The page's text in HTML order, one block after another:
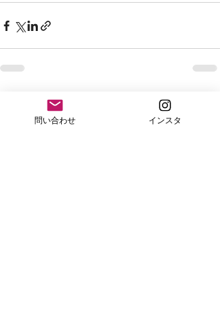
問い合わせ インスタ